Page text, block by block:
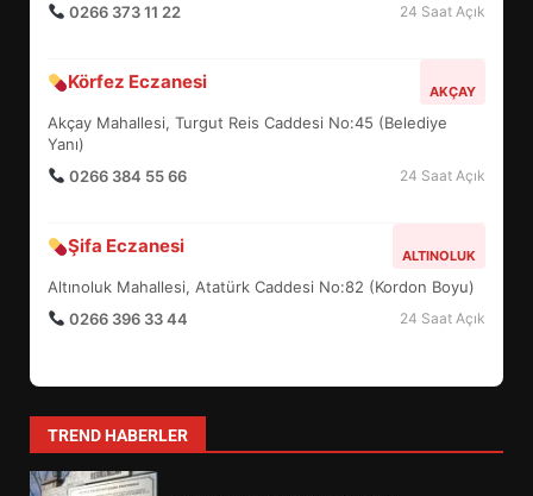
0266 373 11 22
24 Saat Açık
Körfez Eczanesi AKÇAY
Akçay Mahallesi, Turgut Reis Caddesi No:45 (Belediye
Yanı)
0266 384 55 66
24 Saat Açık
Şifa Eczanesi ALTINOLUK
Altınoluk Mahallesi, Atatürk Caddesi No:82 (Kordon Boyu)
0266 396 33 44
24 Saat Açık
TREND HABERLER
5
BALIKESİR MÜZELERİNDE SÜRE
6
TURNUVASI KAYITLARI NEYİ
DEĞİŞTİRİYOR?
7
YENİ YÖNETİM NASIL